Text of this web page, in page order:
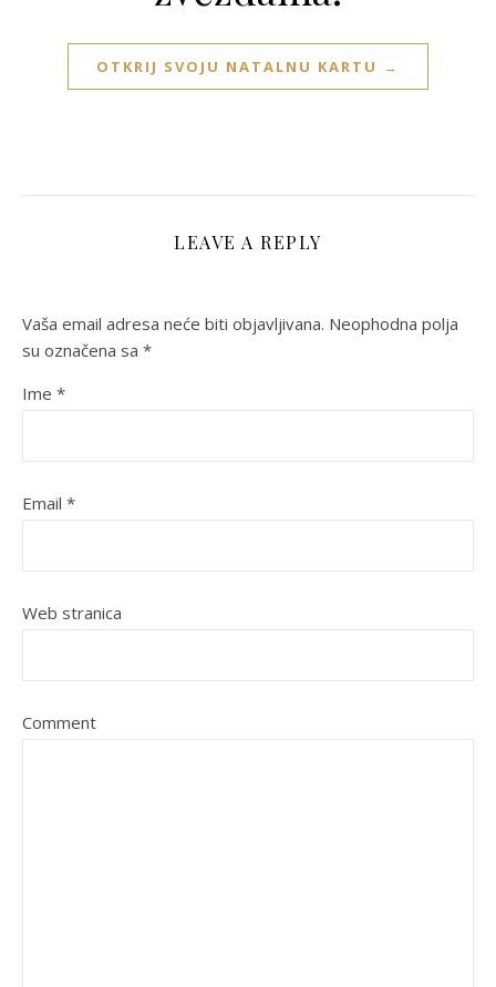
OTKRIJ SVOJU NATALNU KARTU →
LEAVE A REPLY
Vaša email adresa neće biti objavljivana. Neophodna polja
su označena sa *
Ime *
Email *
Web stranica
Comment